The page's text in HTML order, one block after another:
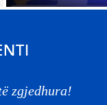
zgjedhura!